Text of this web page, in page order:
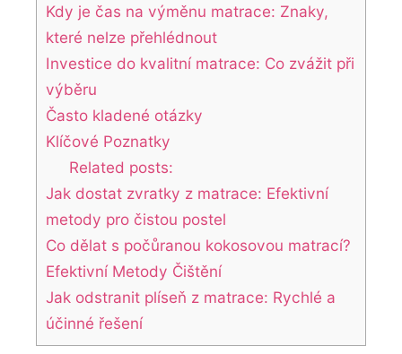
Kdy ‍je čas na výměnu‍ matrace: Znaky,‌
které nelze přehlédnout
Investice do kvalitní matrace: Co zvážit při
výběru
Často kladené otázky
Klíčové Poznatky
Related posts:
Jak dostat zvratky z matrace: Efektivní
metody pro čistou postel
Co dělat s počůranou kokosovou matrací?
Efektivní Metody Čištění
Jak odstranit plíseň z matrace: Rychlé a
účinné řešení